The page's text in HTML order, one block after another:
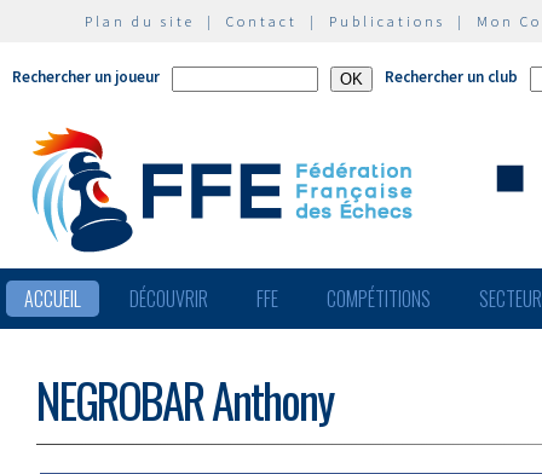
Plan du site | Contact | Publications | Mon
Rechercher un joueur Rechercher un club
ACCUEIL DÉCOUVRIR FFE COMPÉTITIONS
NEGROBAR Anthony